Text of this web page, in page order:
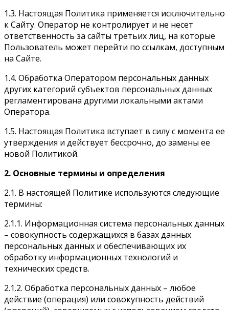
1.3. Настоящая Политика применяется исключительно
к Сайту. Оператор не контролирует и не несет
ответственность за сайты третьих лиц, на которые
Пользователь может перейти по ссылкам, доступным
на Сайте.
1.4. Обработка Оператором персональных данных
других категорий субъектов персональных данных
регламентирована другими локальными актами
Оператора.
1.5. Настоящая Политика вступает в силу с момента ее
утверждения и действует бессрочно, до замены ее
новой Политикой.
2. Основные термины и определения
2.1. В настоящей Политике используются следующие
термины:
2.1.1. Информационная система персональных данных
– совокупность содержащихся в базах данных
персональных данных и обеспечивающих их
обработку информационных технологий и
технических средств.
2.1.2. Обработка персональных данных – любое
действие (операция) или совокупность действий